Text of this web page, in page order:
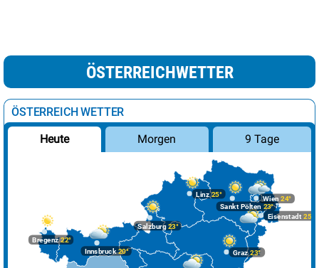
ÖSTERREICHWETTER
ÖSTERREICH WETTER
Heute Morgen 9 Tage
Bregenz22°
Graz23°
Innsbruck20°
Linz25°
Salzburg23°
Wien 24°
Eisenstadt 25°
Sankt Pölten 23°